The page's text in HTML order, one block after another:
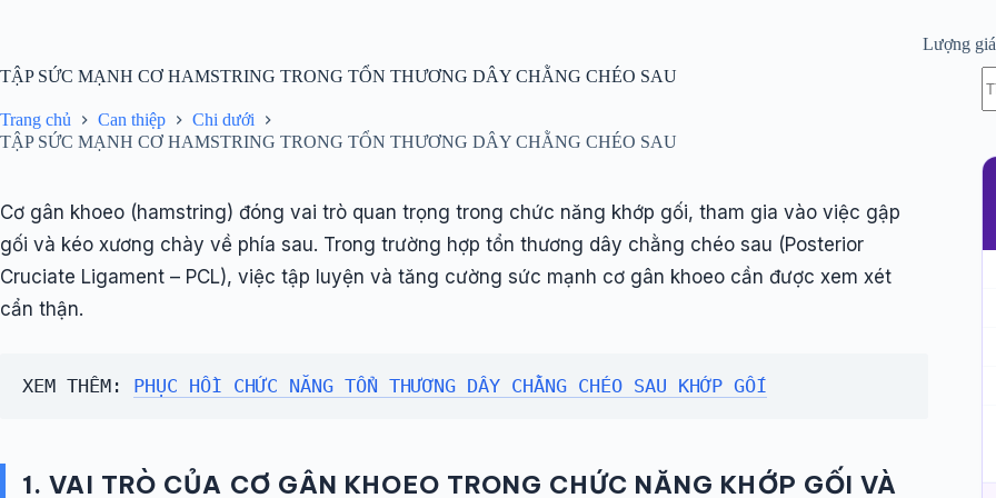
nội
dung
Lượng giá
TẬP SỨC MẠNH CƠ HAMSTRING TRONG TỔN THƯƠNG DÂY CHẰNG CHÉO SAU
Trang chủ Can thiệp
Chi dưới
TẬP SỨC MẠNH CƠ HAMSTRING TRONG TỔN THƯƠNG DÂY CHẰNG CHÉO SAU
Cơ gân khoeo (hamstring) đóng vai trò quan trọng trong chức năng khớp gối, tham gia vào việc gập
gối và kéo xương chày về phía sau. Trong trường hợp tổn thương dây chằng chéo sau (Posterior
Cruciate Ligament – PCL), việc tập luyện và tăng cường sức mạnh cơ gân khoeo cần được xem xét
cẩn thận.
XEM THÊM: PHỤC HỒI CHỨC NĂNG TỔN THƯƠNG DÂY CHẰNG CHÉO SAU KHỚP GỐI
1. VAI TRÒ CỦA CƠ GÂN KHOEO TRONG CHỨC NĂNG KHỚP GỐI VÀ